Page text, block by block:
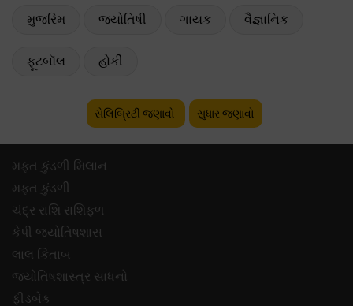
મુજરિમ જ્યોતિષી ગાયક વૈજ્ઞાનિક
ફૂટબૉલ હોકી
સેલિબ્રિટી જણાવો સુધાર જણાવો
મફ્ત કુંડળી મિલાન
મફ્ત કુંડળી
ચંદ્ર રાશિ રાશિફળ
કેપી જ્યોતિષશાસ
લાલ કિતાબ
જ્યોતિષશાસ્ત્ર સાધનો
ફીડબેક